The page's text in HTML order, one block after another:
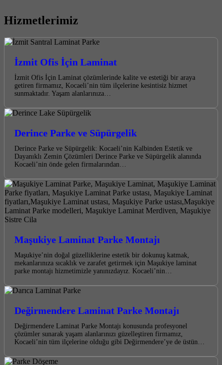
Hizmetlerimiz
İzmit Ofis İçin Laminat
İzmit Ofis İçin Laminat çözümlerinde kalite ve estetiği bir araya
getiren firmamız, Kocaeli’nin tüm ilçelerine kesintisiz hizmet
sunmaktadır. Yaşam alanlarınıza…
Derince Parke ve Süpürgelik
Derince Parke ve Süpürgelik: Kocaeli’nin Kalbinden Estetik ve
Dayanıklı Zemin Çözümleri Derince Parke ve Süpürgelik alanında
Kocaeli’nin önde gelen firmalarından…
Maşukiye Laminat Parke Montajı
Maşukiye’nin doğal güzelliklerine estetik bir dokunuş katmak,
mekanlarınıza sıcaklık ve zarafet getirmek için Maşukiye laminat
parke montajı hizmetimizle yanınızdayız. Kocaeli’nin…
Değirmendere Laminat Parke Montajı
Değirmendere Laminat Parke Montajı konusunda profesyonel
çözümler sunarak yaşam alanlarınızı güzelleştiren firmamız,
Kocaeli’nin tüm ilçelerine olduğu gibi Değirmendere’ye de üstün…